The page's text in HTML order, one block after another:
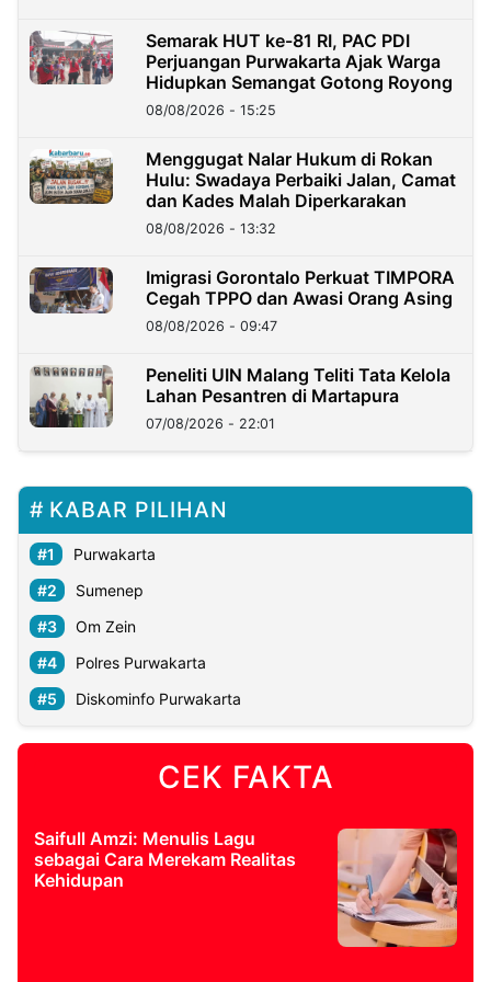
Semarak HUT ke-81 RI, PAC PDI
Perjuangan Purwakarta Ajak Warga
Hidupkan Semangat Gotong Royong
08/08/2026 - 15:25
Menggugat Nalar Hukum di Rokan
Hulu: Swadaya Perbaiki Jalan, Camat
dan Kades Malah Diperkarakan
08/08/2026 - 13:32
Imigrasi Gorontalo Perkuat TIMPORA
Cegah TPPO dan Awasi Orang Asing
08/08/2026 - 09:47
Peneliti UIN Malang Teliti Tata Kelola
Lahan Pesantren di Martapura
07/08/2026 - 22:01
KABAR PILIHAN
Purwakarta
Sumenep
Om Zein
Polres Purwakarta
Diskominfo Purwakarta
CEK FAKTA
Saifull Amzi: Menulis Lagu
sebagai Cara Merekam Realitas
Kehidupan